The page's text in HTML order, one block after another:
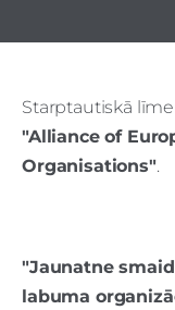
Starptautiskā
"Alliance of
Organisations".
"Jaunatne
labuma